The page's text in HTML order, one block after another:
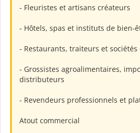
- Fleuristes et artisans créateurs
- Hôtels, spas et instituts de bien-
- Restaurants, traiteurs et
- Grossistes agroalimentaires,
distributeurs
- Revendeurs professionnels et
Atout commercial